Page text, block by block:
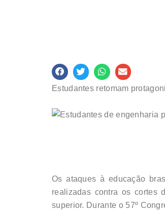
Estudantes retomam
Os ataques à educação
realizadas contra os cortes
superior. Durante o 57º